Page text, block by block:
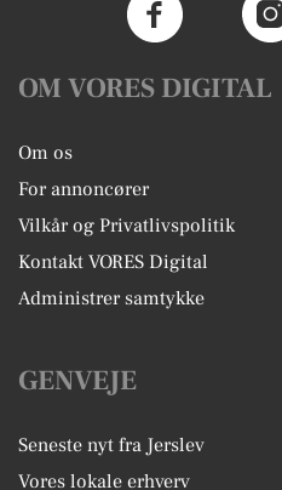
OM VORES DIGITAL
Om os
For annoncører
Vilkår og Privatlivspolitik
Kontakt VORES Digital
Administrer samtykke
GENVEJE
Seneste nyt fra Jerslev
Vores lokale erhverv